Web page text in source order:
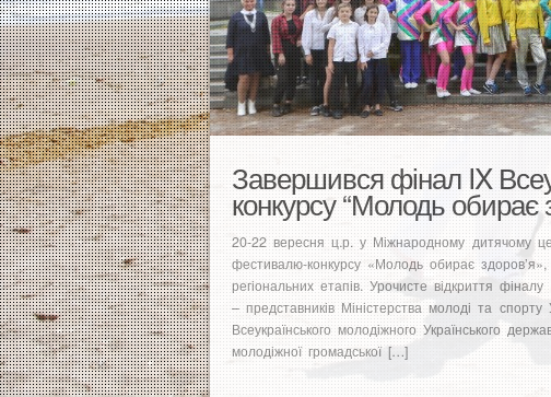
Завершився фінал IX
конкурсу “Молодь обирає
20-22 вересня ц.р. у Міжнародному дитячому
фестивалю-конкурсу «Молодь обирає
регіональних етапів. Урочисте відкриття
– представників Міністерства молоді та спорту
Всеукраїнського молодіжного Українського
молодіжної громадської […]